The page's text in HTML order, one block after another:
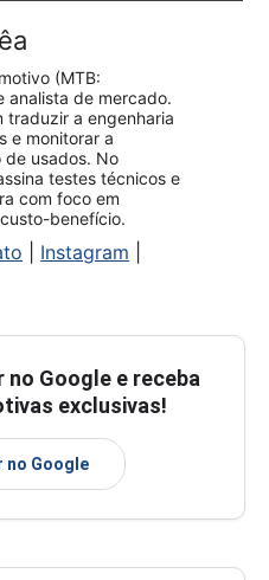
(MTB:
analista de mercado.
traduzir a engenharia
e monitorar a
usados. No
testes técnicos e
com foco em
benefício.
Instagram
no Google e receba
exclusivas!
no Google